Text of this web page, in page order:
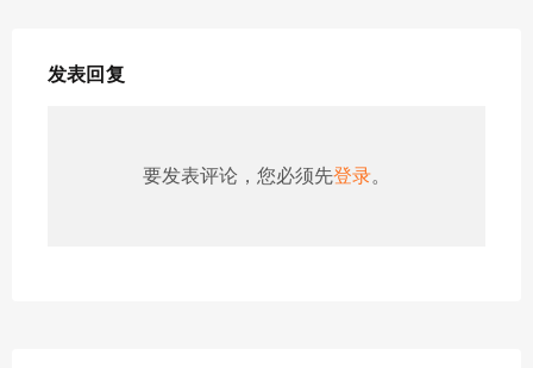
发表回复
要发表评论，您必须先登录。